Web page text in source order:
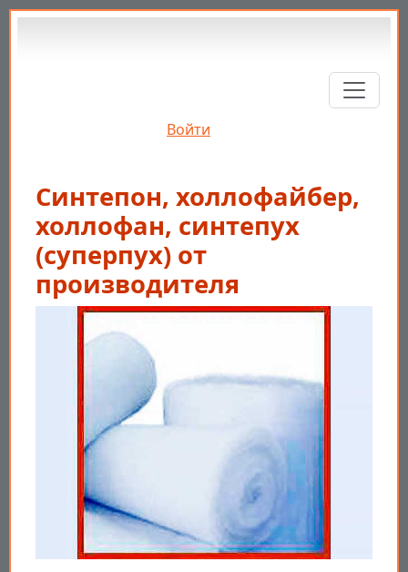
Перейти к основному содержанию
Войти
Синтепон, холлофайбер,
холлофан, синтепух
(суперпух) от
производителя